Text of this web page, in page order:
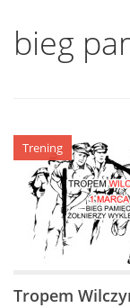
bieg
Trening
Tropem